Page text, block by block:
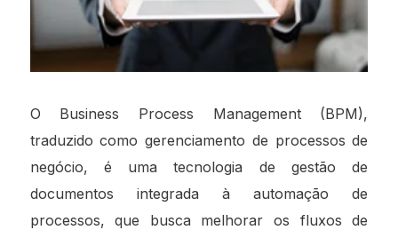
O Business Process Management (BPM),
traduzido como gerenciamento de processos de
negócio, é uma tecnologia de gestão de
documentos integrada à automação de
processos, que busca melhorar os fluxos de